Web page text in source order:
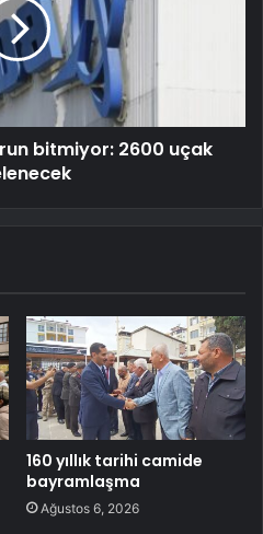
bitmiyor: 2600 uçak
160 yıllık tarihi camide
bayramlaşma
Ağustos 6, 2026